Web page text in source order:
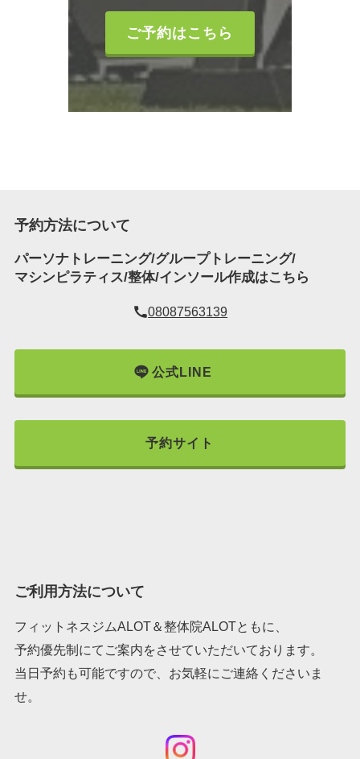
ご予約はこちら
予約方法について
パーソナトレーニング/グループトレーニング/
マシンピラティス/整体/インソール作成はこちら
08087563139
公式LINE
予約サイト
ご利用方法について
フィットネスジムALOT＆整体院ALOTともに、
予約優先制にてご案内をさせていただいております。
当日予約も可能ですので、お気軽にご連絡くださいま
せ。